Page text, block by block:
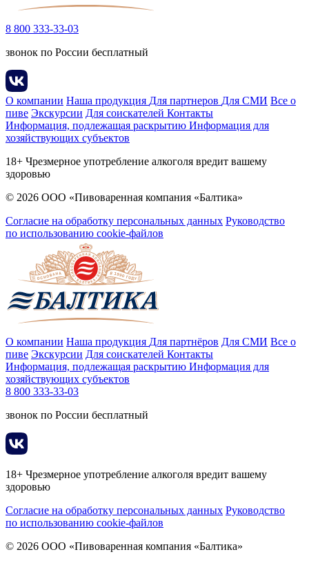
8 800 333-33-03
звонок по России бесплатный
О компании Наша продукция Для партнеров Для СМИ Все о
пиве Экскурсии Для соискателей Контакты
Информация, подлежащая раскрытию Информация для
хозяйствующих субъектов
18+ Чрезмерное употребление алкоголя вредит вашему
здоровью
© 2026 ООО «Пивоваренная компания «Балтика»
Согласие на обработку персональных данных Руководство
по использованию cookie-файлов
О компании Наша продукция Для партнёров Для СМИ Все о
пиве Экскурсии Для соискателей Контакты
Информация, подлежащая раскрытию Информация для
хозяйствующих субъектов
8 800 333-33-03
звонок по России бесплатный
18+ Чрезмерное употребление алкоголя вредит вашему
здоровью
Согласие на обработку персональных данных Руководство
по использованию cookie-файлов
© 2026 ООО «Пивоваренная компания «Балтика»